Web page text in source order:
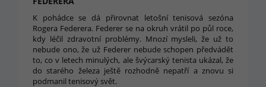
K pohádce se dá přirovnat letošní tenisová sezóna
Rogera Federera. Federer se na okruh vrátil po půl roce,
kdy léčil zdravotní problémy. Mnozí mysleli, že už to
nebude ono, že už Federer nebude schopen předvádět
to, co v letech minulých, ale švýcarský tenista ukázal, že
do starého železa ještě rozhodně nepatří a znovu si
podmanil tenisový svět.